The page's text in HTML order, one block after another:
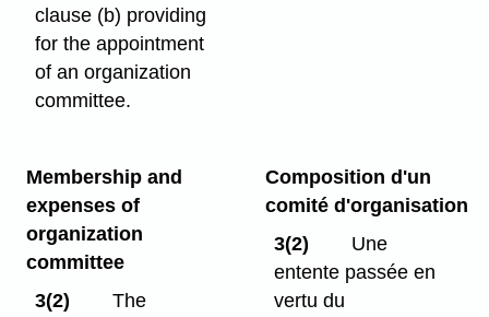
clause (b) providing
for the appointment
of an organization
committee.
Membership and
expenses of
organization
committee
3(2)
The
Composition d'un
comité d'organisation
3(2)
Une
entente passée en
vertu du